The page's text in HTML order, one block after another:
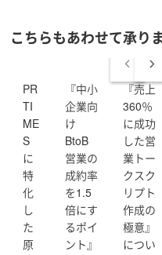
リー・AI商品開発を行っ
実務をしながら組織マネ
っていた経緯がある為
マニュアル作成や、部門
り、営業個人成績を伸
ト・FAQの策定、営業
ミーティングルール策
ご相談頂ければと思います
組織定義の最少人数で
組織ではお悩みも変わる
こちらもあわせて承り
PR
TI
ME
S
に
特
化
し
た
原
『中小
企業向
け
BtoB
営業の
成約率
を1.5
倍にす
るポイ
ント』
『売上
360％
に成功
した営
業トー
クスク
リプト
作成の
極意』
につい